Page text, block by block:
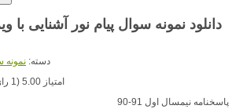
دانلود نمونه سوال پیام نور آشنایی با
دسته: نمونه
امتیاز 5.00 (1 رای)
پاسخنامه نیمسال اول 91-90